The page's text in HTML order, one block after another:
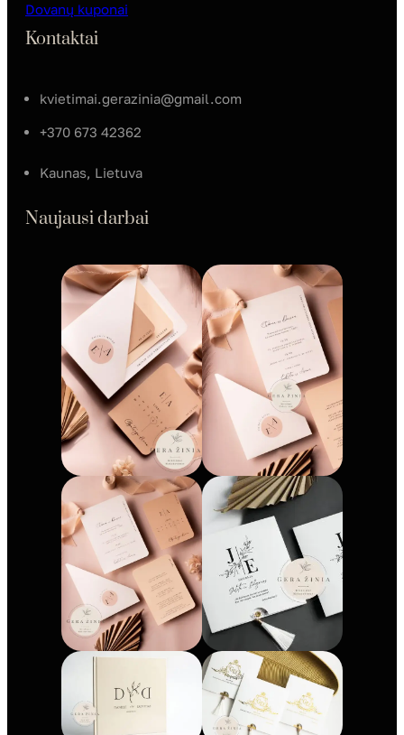
Dovanų kuponai
Kontaktai
kvietimai.gerazinia@gmail.com
+370 673 42362
Kaunas, Lietuva
Naujausi darbai